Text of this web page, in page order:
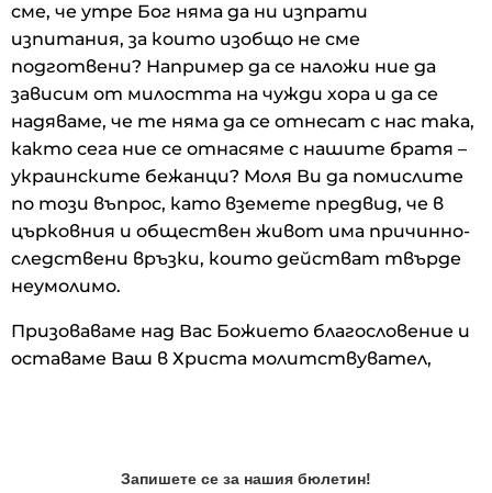
сме, че утре Бог няма да ни изпрати
изпитания, за които изобщо не сме
подготвени? Например да се наложи ние да
зависим от милостта на чужди хора и да се
надяваме, че те няма да се отнесат с нас така,
както сега ние се отнасяме с нашите братя –
украинските бежанци? Моля Ви да помислите
по този въпрос, като вземете предвид, че в
църковния и обществен живот има причинно-
следствени връзки, които действат твърде
неумолимо.
Призоваваме над Вас Божието благословение и
оставаме Ваш в Христа молитствувател,